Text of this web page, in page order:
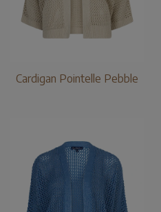
Cardigan Pointelle Pebble